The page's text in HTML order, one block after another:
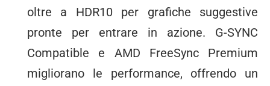
oltre a HDR10 per grafiche suggestive
pronte per entrare in azione. G-SYNC
Compatible e AMD FreeSync Premium
migliorano le performance, offrendo un